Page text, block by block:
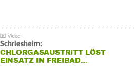
Schriesheim:
CHLORGASAUSTRITT LÖST
EINSATZ IN FREIBAD…